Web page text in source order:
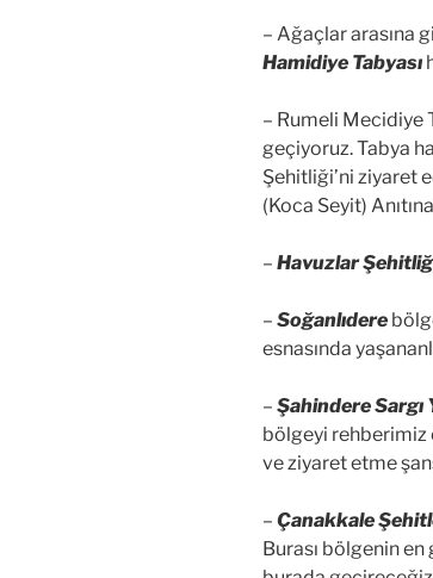
– Ağaçlar arasına
Hamidiye Tabyası
– Rumeli Mecidiye
geçiyoruz. Tabya
Şehitliği’ni ziyaret
(Koca Seyit)
– Havuzlar
– Soğanlıdere
esnasında
– Şahindere Sargı
bölgeyi rehberimiz
ve ziyaret etme
– Çanakkale
Burası bölgenin en